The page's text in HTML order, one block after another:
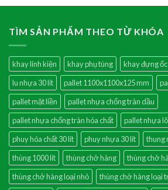
TÌM SẢN PHẨM THEO TỪ KHÓA
khay linh kiện khay phụ tùng khay đựng
lu nhựa 30 lít
pallet 1100x1100x125 mm
pallet mặt liền
pallet nhựa chống tràn dầu
pallet nhựa chống tràn hóa chất
pallet nhựa
phuy hóa chất 30 lít
phuy nhựa 30 lít
thung
thùng 1000 lít
thùng chở hàng
thùng chở
thùng chở hàng loại nhỏ
thùng chở hàng loại